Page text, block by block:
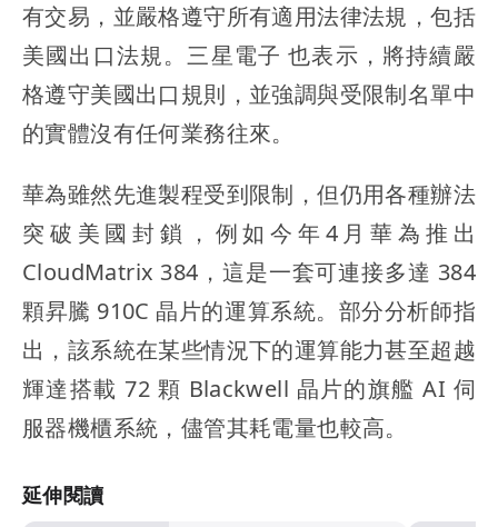
有交易，並嚴格遵守所有適用法律法規，包括
美國出口法規。三星電子 也表示，將持續嚴
格遵守美國出口規則，並強調與受限制名單中
的實體沒有任何業務往來。
華為雖然先進製程受到限制，但仍用各種辦法
突破美國封鎖，例如今年4月華為推出
CloudMatrix 384，這是一套可連接多達 384
顆昇騰 910C 晶片的運算系統。部分分析師指
出，該系統在某些情況下的運算能力甚至超越
輝達搭載 72 顆 Blackwell 晶片的旗艦 AI 伺
服器機櫃系統，儘管其耗電量也較高。
延伸閱讀